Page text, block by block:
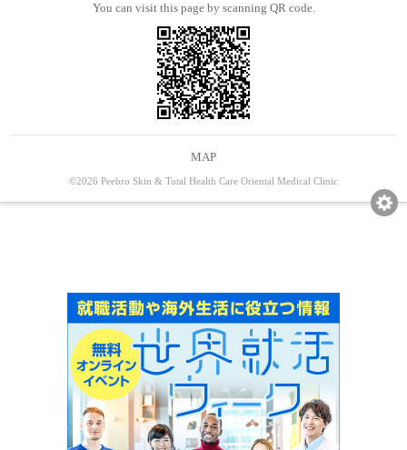
You can visit this page by scanning QR code.
MAP
©2026 Peebro Skin & Total Health Care Oriental Medical Clinic